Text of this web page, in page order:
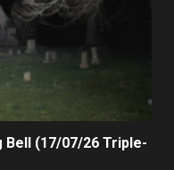
Bell (17/07/26 Triple-